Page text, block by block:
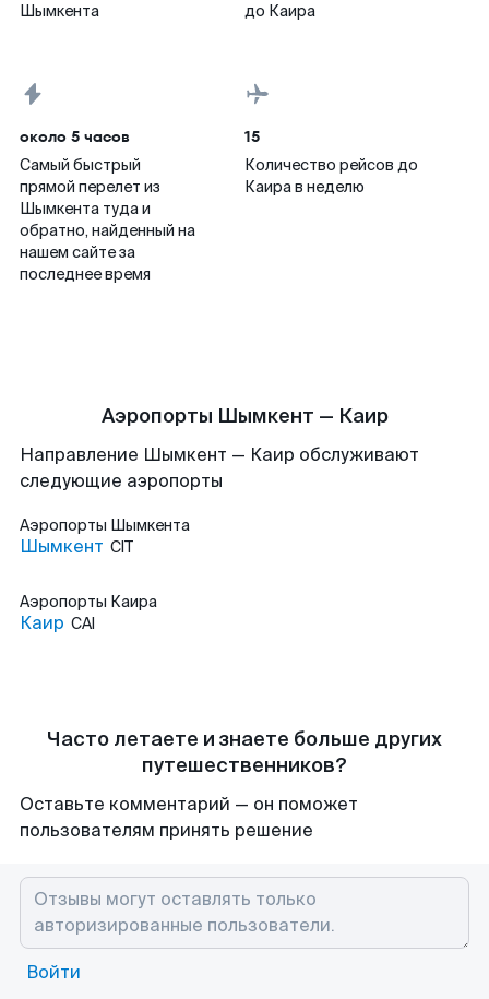
Шымкента
до Каира
около 5 часов
Самый быстрый
прямой перелет из
Шымкента туда и
обратно, найденный на
нашем сайте за
последнее время
15
Количество рейсов до
Каира в неделю
Аэропорты Шымкент — Каир
Направление Шымкент — Каир обслуживают
следующие аэропорты
Аэропорты Шымкента
Шымкент CIT
Аэропорты Каира
Каир CAI
Часто летаете и знаете больше других
путешественников?
Оставьте комментарий — он поможет
пользователям принять решение
Войти